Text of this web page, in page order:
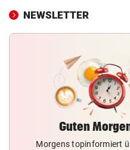
NEWSLETTER
Guten
Morgens topinformiert